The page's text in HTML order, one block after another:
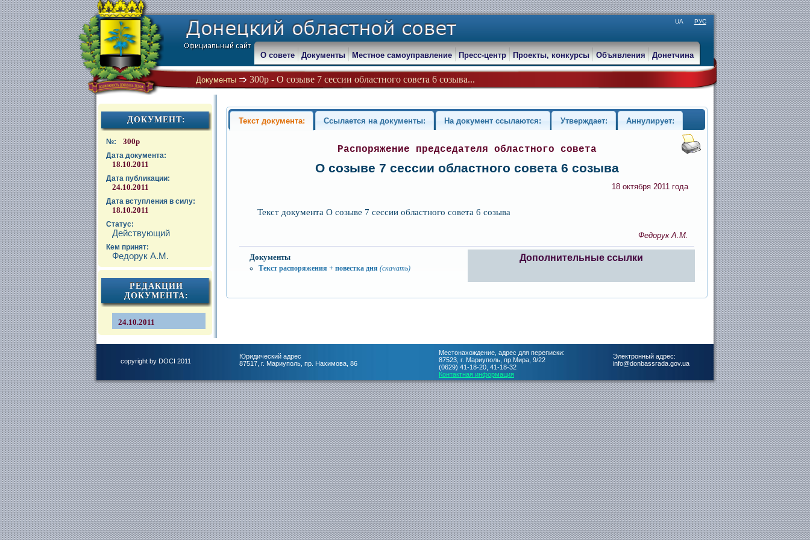
UA РУС
Документы 300р - О созыве 7 сессии областного совета 6 созыва...
О совете Документы Местное самоуправление Пресс-центр Проекты, конкурсы Объявления Донетчина
ДОКУМЕНТ:
№: 300р
Дата документа:
18.10.2011
Дата публикации:
24.10.2011
Дата вступления в силу:
18.10.2011
Статус:
Действующий
Кем принят:
Федорук А.М.
РЕДАКЦИИ
ДОКУМЕНТА:
24.10.2011
Текст документа: Ссылается на документы: На документ ссылаются: Утверждает: Аннулирует:
Распоряжение председателя областного совета
О созыве 7 сессии областного совета 6 созыва
18 октября 2011 года
Текст документа О созыве 7 сессии областного совета 6 созыва
Федорук А.М.
Документы
Текст распоряжения + повестка дня (скачать)
Дополнительные ссылки
copyright by DOCI 2011
Юридический адрес
87517, г. Мариуполь, пр. Нахимова, 86
Электронный адрес:
info@donbassrada.gov.ua
Местонахождение, адрес для переписки:
87523, г. Мариуполь, пр.Мира, 9/22
(0629) 41-18-20, 41-18-32
Контактная информация